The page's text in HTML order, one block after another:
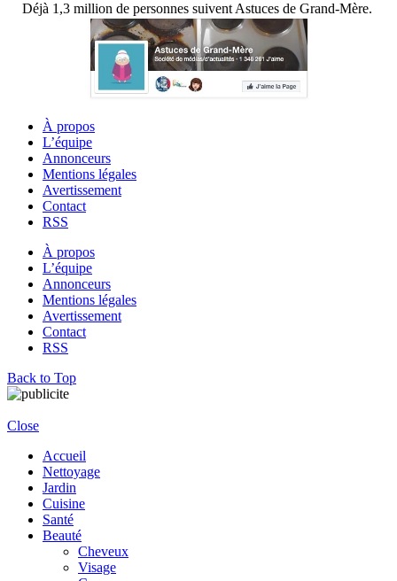
Déjà 1,3 million de personnes suivent Astuces de Grand-Mère.
À propos
L’équipe
Annonceurs
Mentions légales
Avertissement
Contact
RSS
À propos
L’équipe
Annonceurs
Mentions légales
Avertissement
Contact
RSS
Back to Top
Close
Accueil
Nettoyage
Jardin
Cuisine
Santé
Beauté
Cheveux
Visage